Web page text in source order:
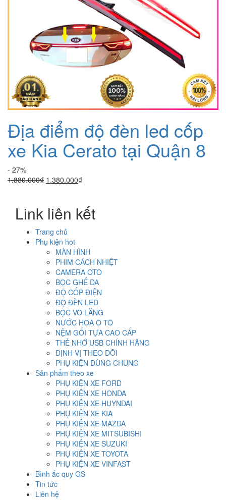
Địa điểm độ đèn led cốp
xe Kia Cerato tại Quận 8
- 27%
1.880.000₫ Giá
1.880.000₫.
1.380.000₫Giá
là:
1.380.000₫.
Link liên kết
Trang chủ
Phụ kiện hot
MÀN HÌNH
PHIM CÁCH NHIỆT
CAMERA OTO
BỌC GHẾ DA
ĐỘ CỐP ĐIỆN
ĐỘ ĐÈN LED
BỌC VÔ LĂNG
NƯỚC HOA Ô TÔ
NỆM GỐI TỰA CAO CẤP
THẺ NHỚ USB CHÍNH HÃNG
ĐỊNH VỊ THEO DÕI
PHỤ KIỆN DÙNG CHUNG
Sản phẩm theo xe
PHỤ KIỆN XE FORD
PHỤ KIỆN XE HONDA
PHỤ KIỆN XE HUYNDAI
PHỤ KIỆN XE KIA
PHỤ KIỆN XE MAZDA
PHỤ KIỆN XE MITSUBISHI
PHỤ KIỆN XE SUZUKI
PHỤ KIỆN XE TOYOTA
PHỤ KIỆN XE VINFAST
Bình ắc quy GS
Tin tức
Liên hệ